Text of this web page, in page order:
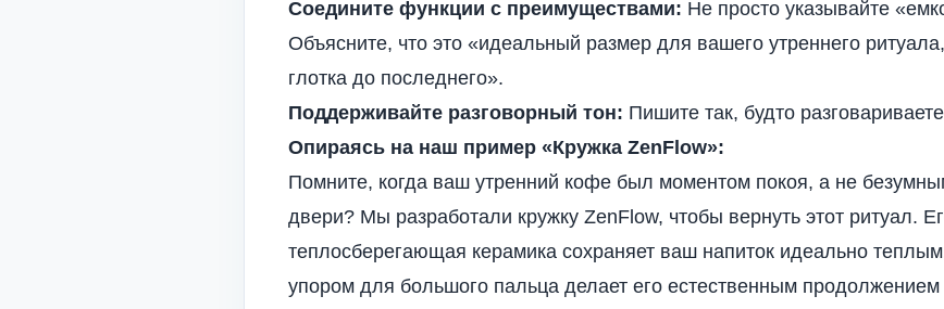
Соедините функции с преимуществами: Не просто указывайте
Объясните, что это «идеальный размер для вашего утреннего
глотка до последнего».
Поддерживайте разговорный тон: Пишите так, будто
Опираясь на наш пример «Кружка ZenFlow»:
Помните, когда ваш утренний кофе был моментом покоя, а не
двери? Мы разработали кружку ZenFlow, чтобы вернуть этот ритуал.
теплосберегающая керамика сохраняет ваш напиток идеально
упором для большого пальца делает его естественным